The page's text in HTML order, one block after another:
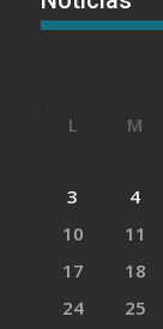
L M
3
4
10
11
17
18
24
25